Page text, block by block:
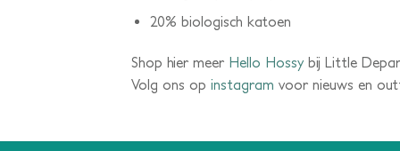
20% biologisch katoen
Shop hier meer Hello Hossy bij Little
Volg ons op instagram voor nieuws en